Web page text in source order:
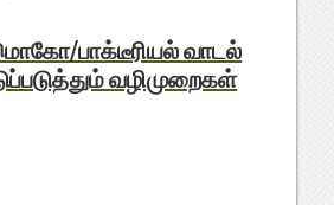
பாக்டீரியல் வாடல்
வழிமுறைகள்